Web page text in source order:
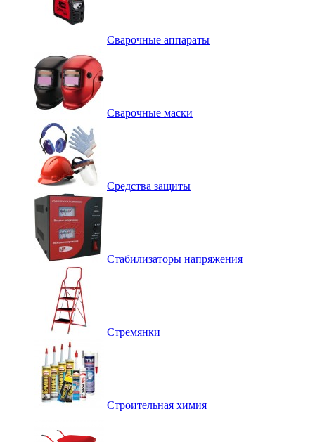
Сварочные аппараты
Сварочные маски
Средства защиты
Стабилизаторы напряжения
Стремянки
Строительная химия